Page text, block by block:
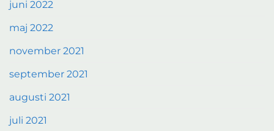
juni 2022
maj 2022
november 2021
september 2021
augusti 2021
juli 2021